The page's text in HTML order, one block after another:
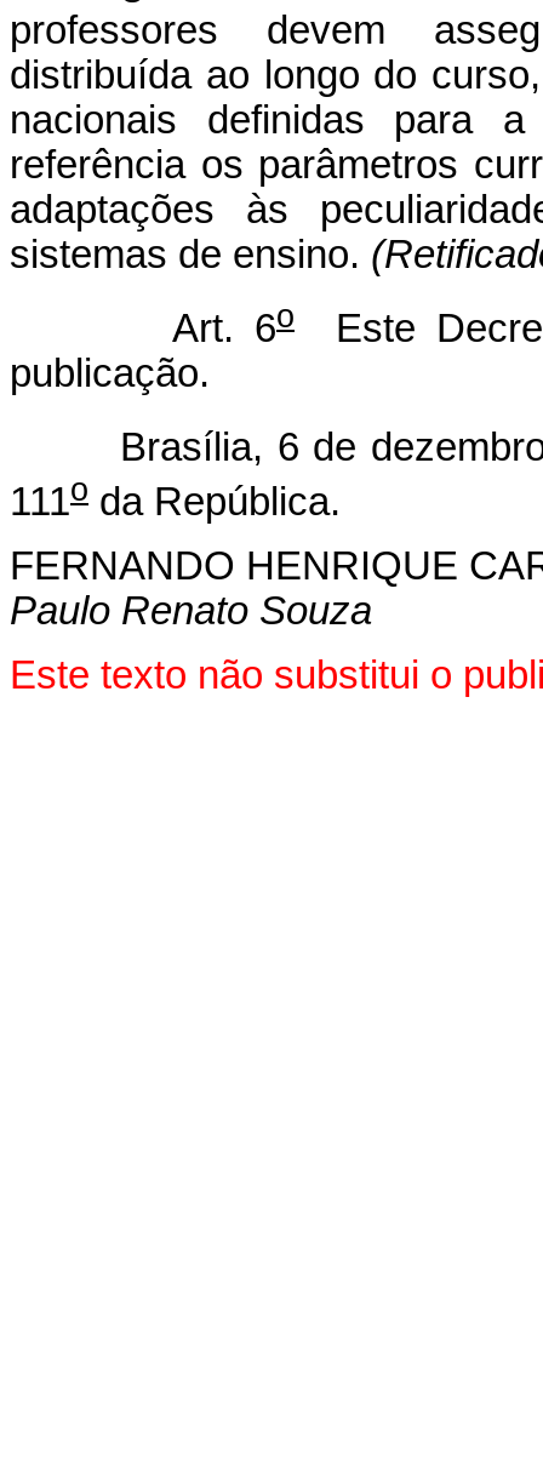
professores devem
distribuída ao longo do
nacionais definidas para
referência os parâmetros
adaptações às
sistemas de ensino.
Art. 6o
Este
publicação.
Brasília, 6 de dezembro
111o da República.
FERNANDO HENRIQUE
Paulo Renato Souza
Este texto não substitui o